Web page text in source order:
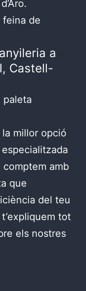
feina de
a
Castell-
paleta
la millor opció
amb
que
del teu
tot
els nostres